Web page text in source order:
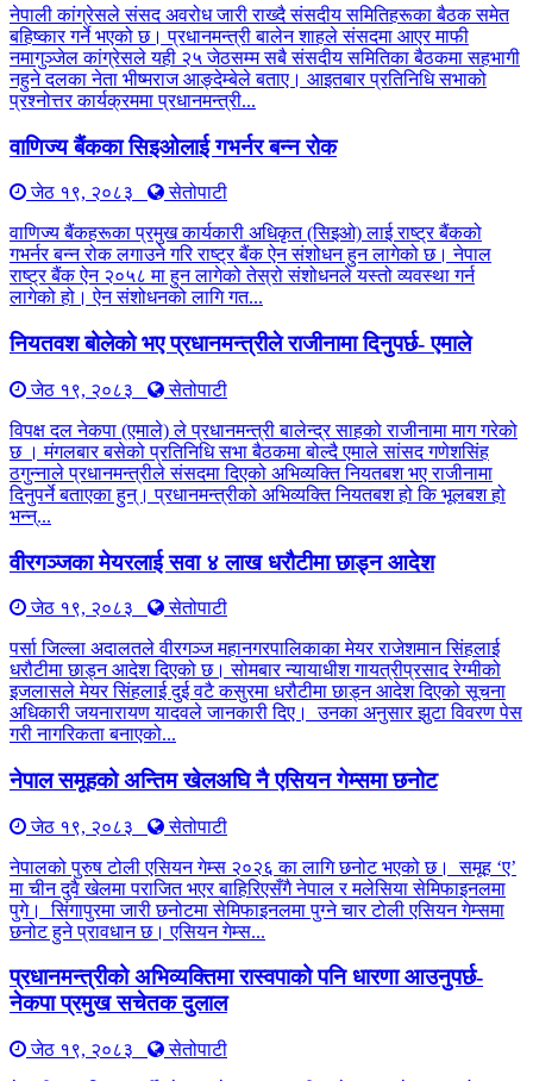
नेपाली कांग्रेसले संसद अवरोध जारी राख्दै संसदीय समितिहरूका बैठक समेत
बहिष्कार गर्ने भएको छ। प्रधानमन्त्री बालेन शाहले संसदमा आएर माफी
नमागुञ्जेल कांग्रेसले यही २५ जेठसम्म सबै संसदीय समितिका बैठकमा सहभागी
नहुने दलका नेता भीष्मराज आङ्देम्बेले बताए। आइतबार प्रतिनिधि सभाको
प्रश्नोत्तर कार्यक्रममा प्रधानमन्त्री...
वाणिज्य बैंकका सिइओलाई गभर्नर बन्न रोक
जेठ १९, २०८३
सेतोपाटी
वाणिज्य बैंकहरूका प्रमुख कार्यकारी अधिकृत (सिइओ) लाई राष्ट्र बैंकको
गभर्नर बन्न रोक लगाउने गरि राष्ट्र बैंक ऐन संशोधन हुन लागेको छ। नेपाल
राष्ट्र बैंक ऐन २०५८ मा हुन लागेको तेस्रो संशोधनले यस्तो व्यवस्था गर्न
लागेको हो। ऐन संशोधनको लागि गत...
नियतवश बोलेको भए प्रधानमन्त्रीले राजीनामा दिनुपर्छ- एमाले
जेठ १९, २०८३
सेतोपाटी
विपक्ष दल नेकपा (एमाले) ले प्रधानमन्त्री बालेन्द्र साहको राजीनामा माग गरेको
छ । मंगलबार बसेको प्रतिनिधि सभा बैठकमा बोल्दै एमाले सांसद गणेशसिंह
ठगुन्नाले प्रधानमन्त्रीले संसदमा दिएको अभिव्यक्ति नियतबश भए राजीनामा
दिनुपर्ने बताएका हुन्। प्रधानमन्त्रीको अभिव्यक्ति नियतबश हो कि भूलबश हो
भन्न्...
वीरगञ्जका मेयरलाई सवा ४ लाख धरौटीमा छाड्न आदेश
जेठ १९, २०८३
सेतोपाटी
पर्सा जिल्ला अदालतले वीरगञ्ज महानगरपालिकाका मेयर राजेशमान सिंहलाई
धरौटीमा छाड्न आदेश दिएको छ। सोमबार न्यायाधीश गायत्रीप्रसाद रेग्मीको
इजलासले मेयर सिंहलाई दुई वटै कसुरमा धरौटीमा छाड्न आदेश दिएको सूचना
अधिकारी जयनारायण यादवले जानकारी दिए। उनका अनुसार झुटा विवरण पेस
गरी नागरिकता बनाएको...
नेपाल समूहको अन्तिम खेलअघि नै एसियन गेम्समा छनोट
जेठ १९, २०८३
सेतोपाटी
नेपालको पुरुष टोली एसियन गेम्स २०२६ का लागि छनोट भएको छ। समूह ‘ए’
मा चीन दुवै खेलमा पराजित भएर बाहिरिएसँगै नेपाल र मलेसिया सेमिफाइनलमा
पुगे। सिंगापुरमा जारी छनोटमा सेमिफाइनलमा पुग्ने चार टोली एसियन गेम्समा
छनोट हुने प्रावधान छ। एसियन गेम्स...
प्रधानमन्त्रीको अभिव्यक्तिमा रास्वपाको पनि धारणा आउनुपर्छ-
नेकपा प्रमुख सचेतक दुलाल
जेठ १९, २०८३
सेतोपाटी